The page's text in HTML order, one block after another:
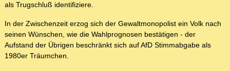
als Trugschluß identifiziere.
In der Zwischenzeit erzog sich der Gewaltmonopolist ein Volk nach
seinen Wünschen, wie die Wahlprognosen bestätigen - der
Aufstand der Übrigen beschränkt sich auf AfD Stimmabgabe als
1980er Träumchen.